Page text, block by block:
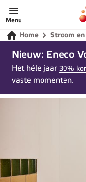
Menu
Home Stroom en
Nieuw: Eneco
Het héle jaar 30%
vaste momenten.